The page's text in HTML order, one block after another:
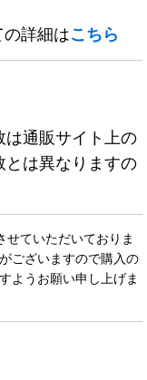
詳細はこちら
は通販サイト上の
とは異なりますの
ていただいておりま
ございますので購入の
ようお願い申し上げま